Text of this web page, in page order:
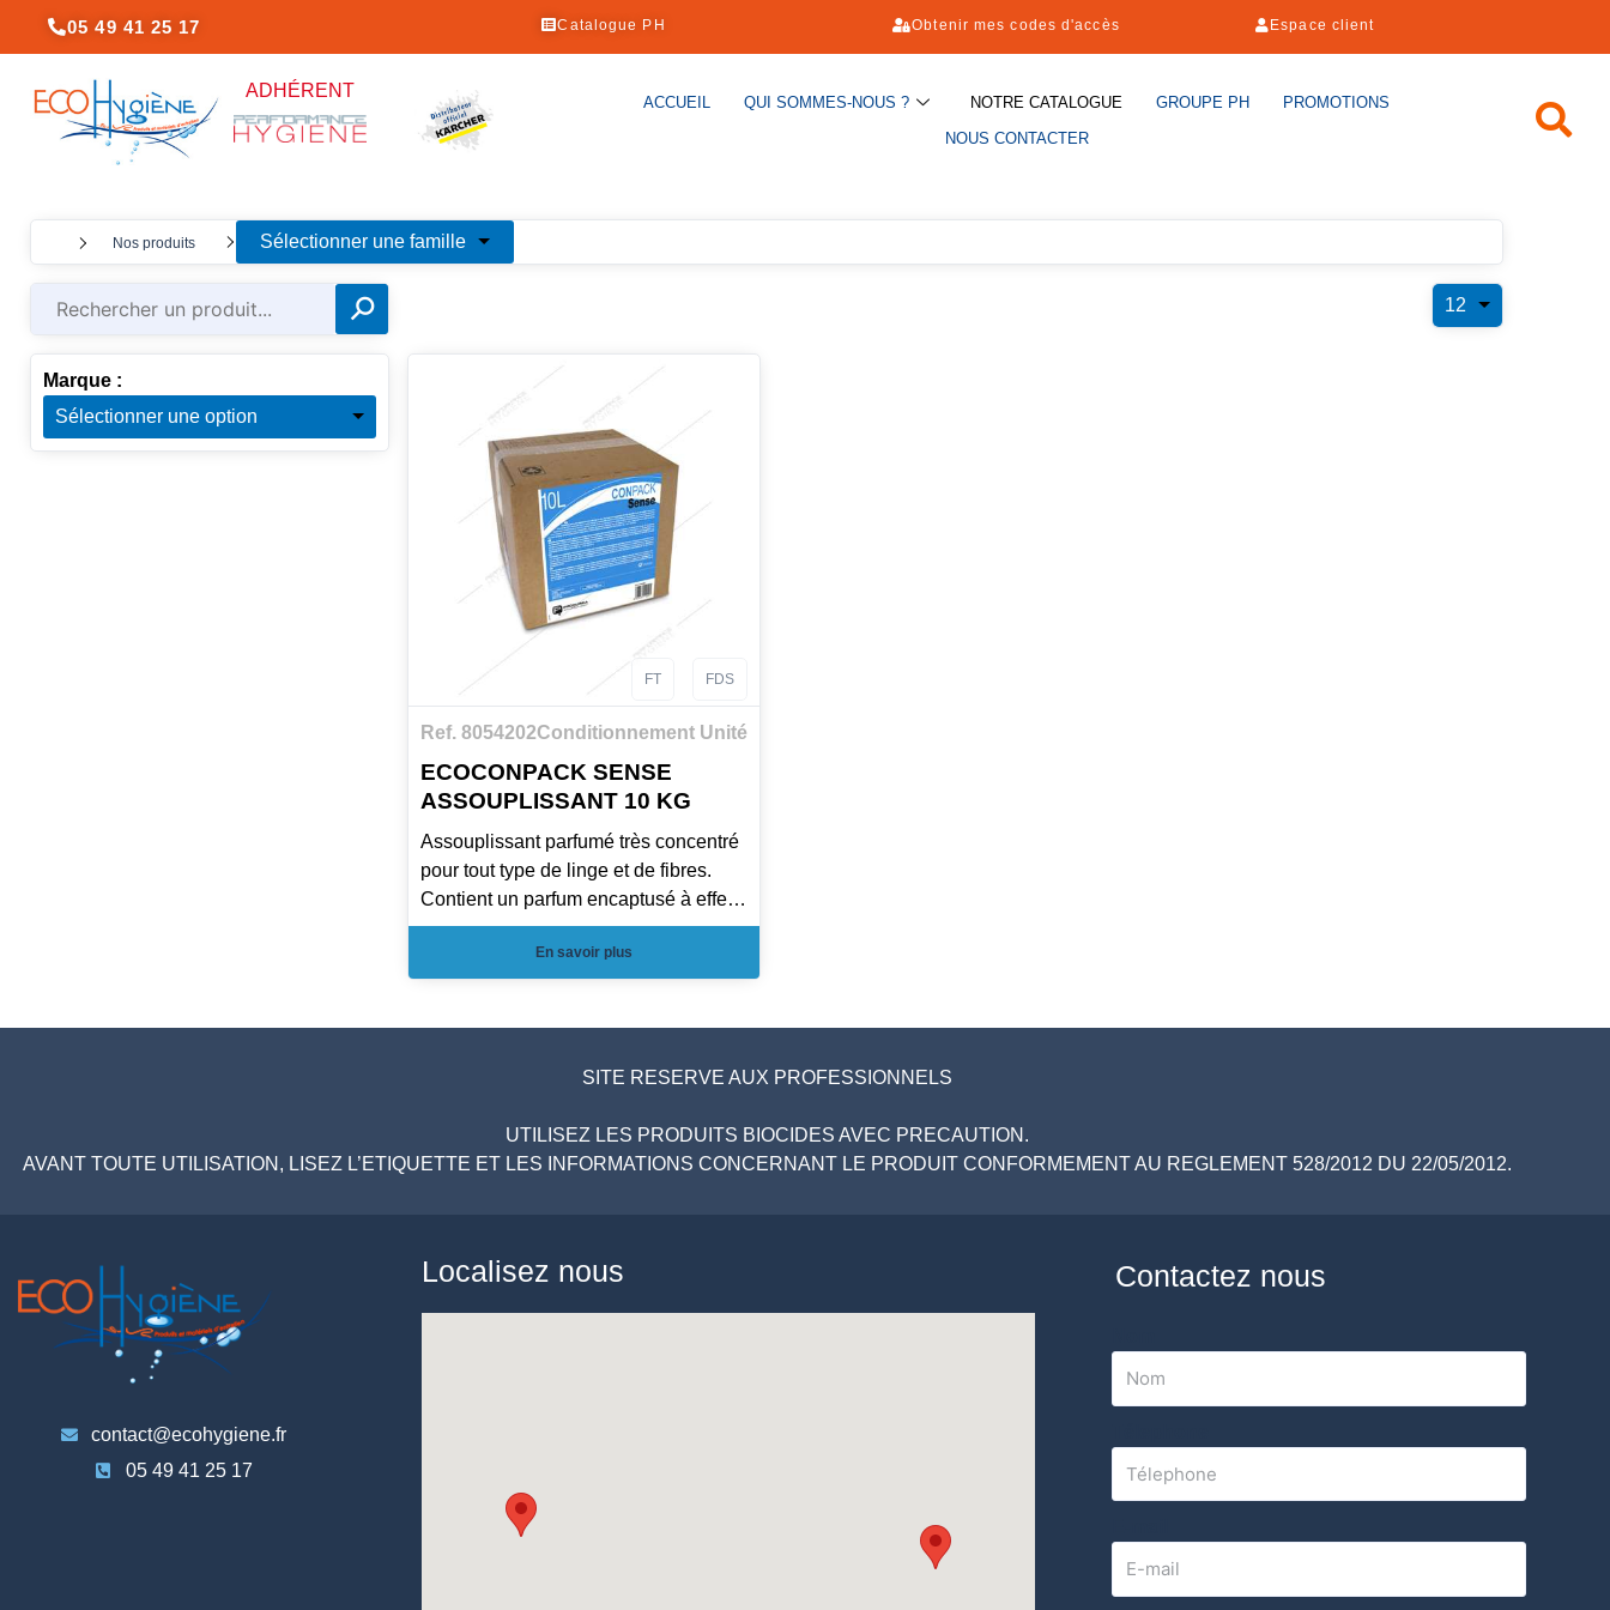
05 49 41 25 17 Catalogue PH Obtenir mes codes d'accès Espace client
ADHÉRENT
ACCUEIL QUI SOMMES-NOUS ? NOTRE CATALOGUE GROUPE PH
PROMOTIONS
NOUS CONTACTER
Nos produits Sélectionner une famille
✕⚲ 12
Marque :
Sélectionner une option
FT FDS
Ref. 8054202Conditionnement Unité
ECOCONPACK SENSE
ASSOUPLISSANT 10 KG
Assouplissant parfumé très concentré
pour tout type de linge et de fibres.
Contient un parfum encaptusé à effet
rémanent.
Elimine l'électricité statique.
En savoir plus
SITE RESERVE AUX PROFESSIONNELS
UTILISEZ LES PRODUITS BIOCIDES AVEC PRECAUTION.
AVANT TOUTE UTILISATION, LISEZ L’ETIQUETTE ET LES INFORMATIONS CONCERNANT LE PRODUIT CONFORMEMENT AU REGLEMENT 528/2012 DU 22/05/2012.
contact@ecohygiene.fr
05 49 41 25 17
Localisez nous Contactez nous